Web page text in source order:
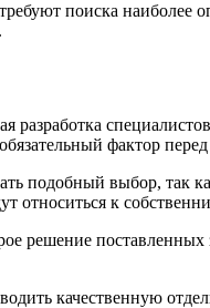
поиска
разработка
фактор
подобный выбор, так
относиться к
решение
качественную